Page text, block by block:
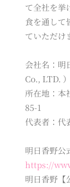
て全社を挙
食を通して
ていただけ
会社名：明
Co., LTD. ）
所在地：本
85-1
代表者：代
明日香野公
https://
明日香野【